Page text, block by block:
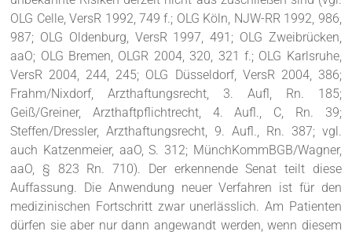
OLG Celle, VersR 1992, 749 f.; OLG Köln, NJW-RR 1992, 986,
987; OLG Oldenburg, VersR 1997, 491; OLG Zweibrücken,
aaO; OLG Bremen, OLGR 2004, 320, 321 f.; OLG Karlsruhe,
VersR 2004, 244, 245; OLG Düsseldorf, VersR 2004, 386;
Frahm/Nixdorf, Arzthaftungsrecht, 3. Aufl, Rn. 185;
Geiß/Greiner, Arzthaftpflichtrecht, 4. Aufl., C, Rn. 39;
Steffen/Dressler, Arzthaftungsrecht, 9. Aufl., Rn. 387; vgl.
auch Katzenmeier, aaO, S. 312; MünchKommBGB/Wagner,
aaO, § 823 Rn. 710). Der erkennende Senat teilt diese
Auffassung. Die Anwendung neuer Verfahren ist für den
medizinischen Fortschritt zwar unerlässlich. Am Patienten
dürfen sie aber nur dann angewandt werden, wenn diesem